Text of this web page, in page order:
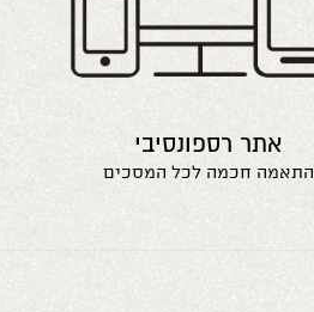
אתר רספונסיבי
התאמה חכמה לכל המסכים